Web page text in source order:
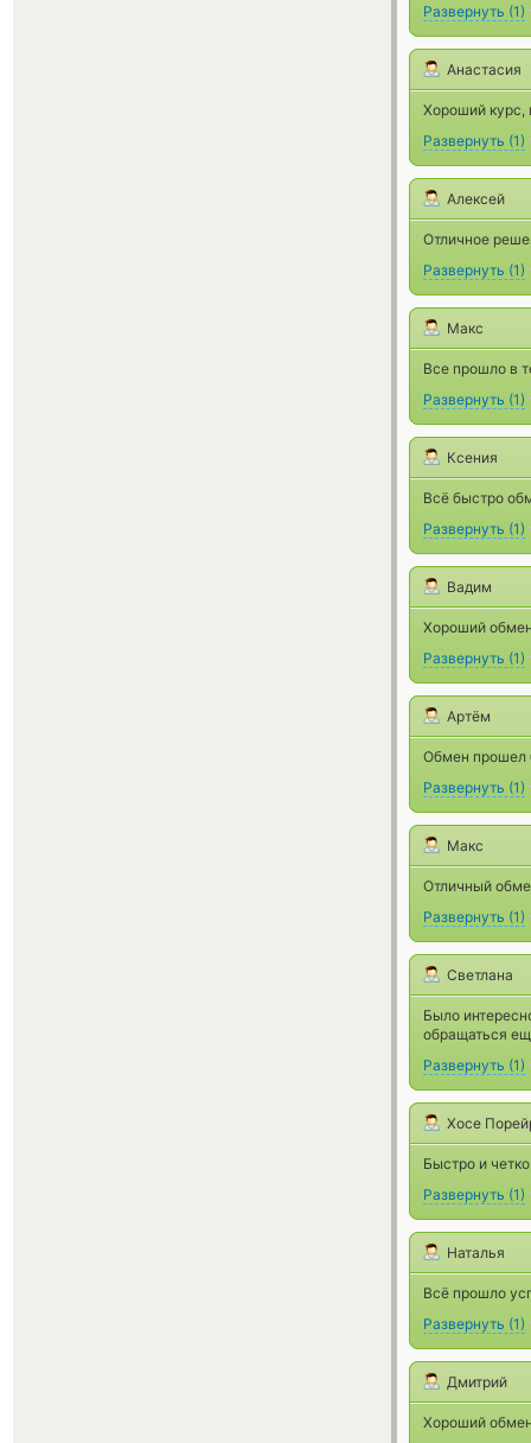
Развернуть (1)
Анастасия
Хороший курс,
Развернуть (1)
Алексей
Отличное
Развернуть (1)
Макс
Все прошло в
Развернуть (1)
Ксения
Всё быстро
Развернуть (1)
Вадим
Хороший
Развернуть (1)
Артём
Обмен прошел
Развернуть (1)
Макс
Отличный
Развернуть (1)
Светлана
Было
обращаться
Развернуть (1)
Хосе
Быстро и
Развернуть (1)
Наталья
Всё прошло
Развернуть (1)
Дмитрий
Хороший